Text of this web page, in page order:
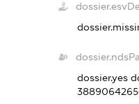
dossier.yes